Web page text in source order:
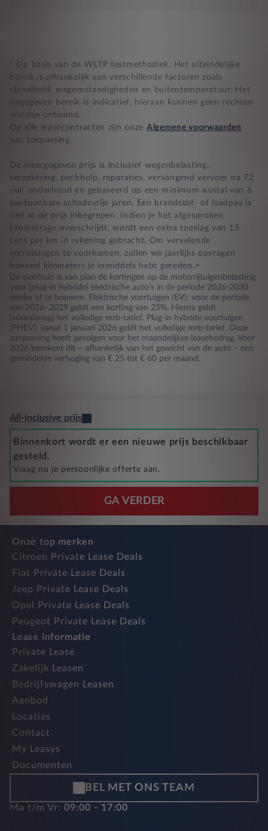
* Op basis van de WLTP testmethodiek. Het uiteindelijke
bereik is afhankelijk van verschillende factoren zoals
rijsnelheid, wegomstandigheden en buitentemperatuur. Het
opgegeven bereik is indicatief, hieraan kunnen geen rechten
worden ontleend.
Op alle leasecontracten zijn onze Algemene voorwaarden
van toepassing.
De weergegeven prijs is inclusief wegenbelasting,
verzekering, pechhulp, reparaties, vervangend vervoer na 72
uur, onderhoud en gebaseerd op een minimum aantal van 6
aantoonbare schadevrije jaren. Een brandstof- of laadpas is
niet in de prijs inbegrepen. Indien je het afgesproken
kilometrage overschrijdt, wordt een extra toeslag van 15
cent per km in rekening gebracht. Om vervelende
verrassingen te voorkomen, zullen we jaarlijks opvragen
hoeveel kilometers je inmiddels hebt gereden.>
De overheid is van plan de kortingen op de motorrijtuigenbelasting
voor (plug-in hybride) elektrische auto’s in de periode 2026-2030
verder af te bouwen. Elektrische voertuigen (EV): voor de periode
van 2026–2029 geldt een korting van 25%. Hierna geldt
(vooralsnog) het volledige mrb-tarief. Plug-in hybride voertuigen
(PHEV): vanaf 1 januari 2026 geldt het volledige mrb-tarief. Deze
aanpassing heeft gevolgen voor het maandelijkse leasebedrag. Voor
2026 betekent dit – afhankelijk van het gewicht van de auto – een
gemiddelde verhoging van € 25 tot € 60 per maand.
All-inclusive prijs
Binnenkort wordt er een nieuwe prijs beschikbaar
gesteld.
Vraag nu je persoonlijke offerte aan.
GA VERDER
Onze top merken
Citroen Private Lease Deals
Fiat Private Lease Deals
Jeep Private Lease Deals
Opel Private Lease Deals
Peugeot Private Lease Deals
Lease informatie
Private Lease
Zakelijk Leasen
Bedrijfswagen Leasen
Aanbod
Locaties
Contact
My Leasys
Documenten
BEL MET ONS TEAM
Ma t/m Vr: 09:00 - 17:00